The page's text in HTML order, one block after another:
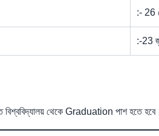
:- 26
:-23
বিশ্ববিদ্যালয় থেকে Graduation পাশ হতে